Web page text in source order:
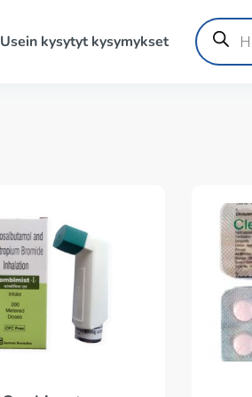
Usein kysytyt kysymykset
Products
search